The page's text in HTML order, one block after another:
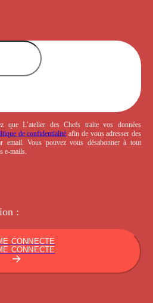
que L’atelier des Chefs traite vos données
de confidentialité afin de vous adresser des
email. Vous pouvez vous désabonner à tout
e-mails.
:
CONNECTE
CONNECTE